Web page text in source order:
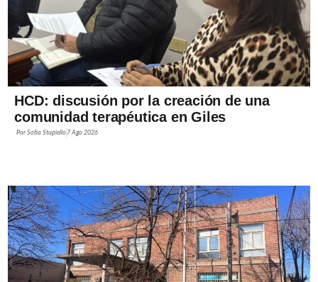
HCD: discusión por la creación de una
comunidad terapéutica en Giles
PorSofía Stupiello 7 Ago 2026